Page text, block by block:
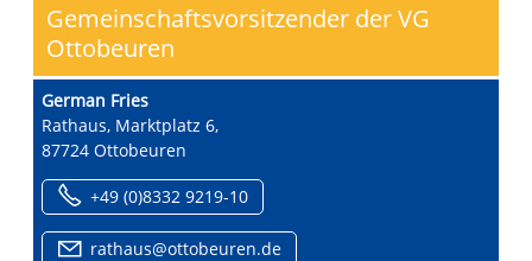
Gemeinschaftsvorsitzender der VG
Ottobeuren
German Fries
Rathaus, Marktplatz 6,
87724 Ottobeuren
+49 (0)8332 9219-10
r th s tt b r n d